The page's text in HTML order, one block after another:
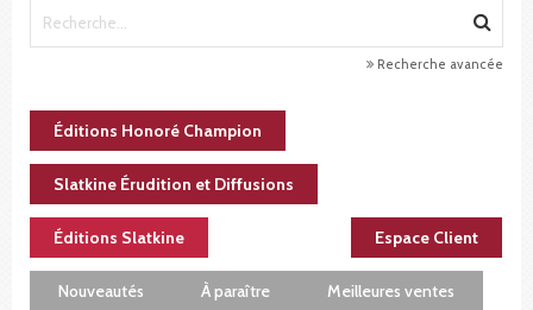
Recherche avancée
Éditions Honoré Champion
Slatkine Érudition et Diffusions
Éditions Slatkine Espace Client
Nouveautés À paraître Meilleures ventes